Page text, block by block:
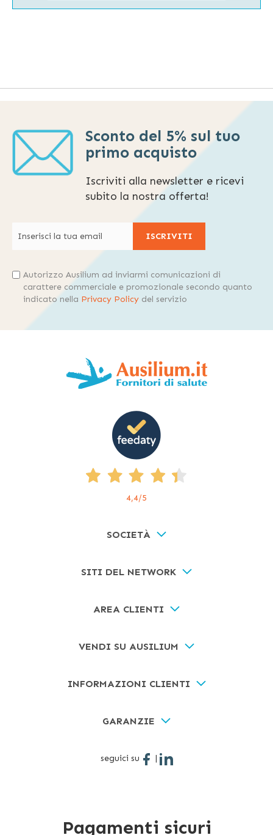
Sconto del 5% sul tuo
primo acquisto
Iscriviti alla newsletter e ricevi
subito la nostra offerta!
ISCRIVITI
Autorizzo Ausilium ad inviarmi comunicazioni di
carattere commerciale e promozionale secondo quanto
indicato nella Privacy Policy del servizio
4,4/5
SOCIETÀ
SITI DEL NETWORK
AREA CLIENTI
VENDI SU AUSILIUM
INFORMAZIONI CLIENTI
GARANZIE
seguici su |
Pagamenti sicuri